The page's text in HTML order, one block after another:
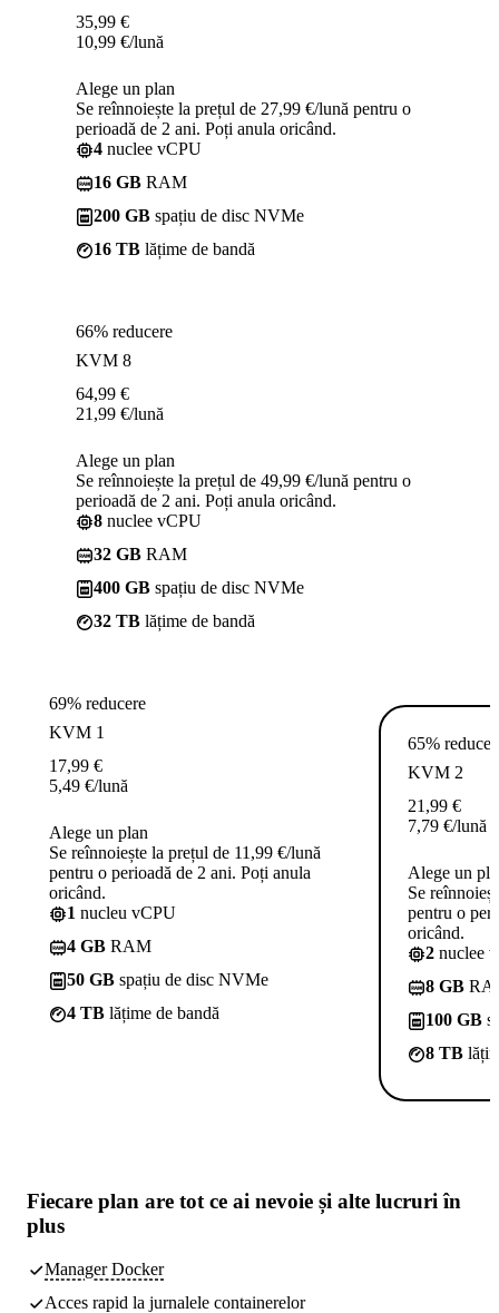
35,99 €
10,99 €/lună
Alege un plan
Se reînnoiește la prețul de 27,99 €/lună pentru o
perioadă de 2 ani. Poți anula oricând.
4 nuclee vCPU
16 GB RAM
200 GB spațiu de disc NVMe
16 TB lățime de bandă
66% reducere
KVM 8
64,99 €
21,99 €/lună
Alege un plan
Se reînnoiește la prețul de 49,99 €/lună pentru o
perioadă de 2 ani. Poți anula oricând.
8 nuclee vCPU
32 GB RAM
400 GB spațiu de disc NVMe
32 TB lățime de bandă
69% reducere
KVM 1
17,99 €
5,49 €/lună
Alege un plan
Se reînnoiește la prețul de 11,99 €/lună
pentru o perioadă de 2 ani. Poți anula
oricând.
1 nucleu vCPU
4 GB RAM
50 GB spațiu de disc NVMe
4 TB lățime de bandă
65%
KVM 2
21,99 €
7,79 €/lună
Alege un
Se
pentru o
oricând.
2 nuclee
8 GB
100 GB
8 TB
Fiecare plan are tot ce ai nevoie și alte lucruri în
plus
Manager Docker
Acces rapid la jurnalele containerelor